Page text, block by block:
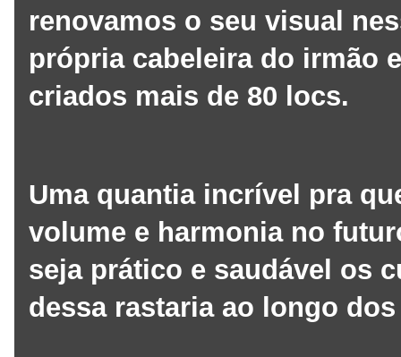
renovamos o seu visual
própria cabeleira do irmão
criados mais de 80 locs.
Uma quantia incrível pra
volume e harmonia no
seja prático e saudável os
dessa rastaria ao longo